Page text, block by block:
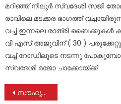
മറിഞ്ഞ് നീലൂർ സ്വദേശി സജി
രാവിലെ മടക്കര ഭാഗത്ത്
വച്ച് ഇന്നലെ രാത്രി ബൈക്കുകൾ
വി എസ് അജുവിന് ( 30 ) പരുക്കേറ്റു.
വച്ച് റോഡിലൂടെ നടന്നു
സ്വദേശി മജോ ചാക്കോയ്ക്ക്
Post
സൗഹൃദങ്ങള്‍ പുതുക്കി തോമസ് ചാഴികാടന്‍